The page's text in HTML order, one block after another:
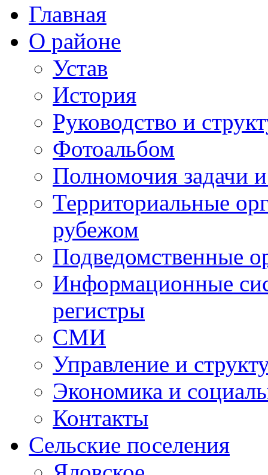
Главная
О районе
Устав
История
Руководство и
Фотоальбом
Полномочия задачи
Территориальные
рубежом
Подведомственные
Информационные
регистры
СМИ
Управление и
Экономика и
Контакты
Сельские поселения